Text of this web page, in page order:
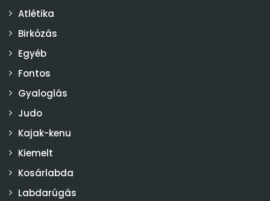
Atlétika
Birkózás
Egyéb
Fontos
Gyaloglás
Judo
Kajak-kenu
Kiemelt
Kosárlabda
Labdarúgás